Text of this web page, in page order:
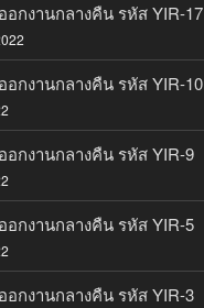
อกงานกลางคืน รหัส YIR-17
อกงานกลางคืน รหัส YIR-10
อกงานกลางคืน รหัส YIR-9
อกงานกลางคืน รหัส YIR-5
อกงานกลางคืน รหัส YIR-3